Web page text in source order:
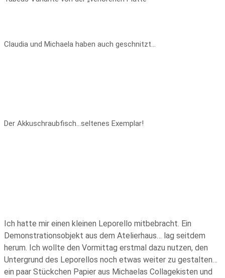
Claudia und Michaela haben auch geschnitzt…
Der Akkuschraubfisch…seltenes Exemplar!
Ich hatte mir einen kleinen Leporello mitbebracht. Ein
Demonstrationsobjekt aus dem Atelierhaus… lag seitdem
herum. Ich wollte den Vormittag erstmal dazu nutzen, den
Untergrund des Leporellos noch etwas weiter zu gestalten…
ein paar Stückchen Papier aus Michaelas Collagekisten und